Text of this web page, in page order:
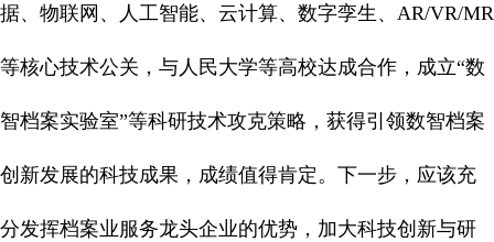
据、物联网、人工智能、云计算、数字孪生、AR/VR/MR
等核心技术公关，与人民大学等高校达成合作，成立“数
智档案实验室”等科研技术攻克策略，获得引领数智档案
创新发展的科技成果，成绩值得肯定。下一步，应该充
分发挥档案业服务龙头企业的优势，加大科技创新与研